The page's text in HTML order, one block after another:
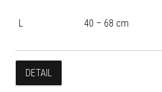
L 40 – 68 cm
DETAIL